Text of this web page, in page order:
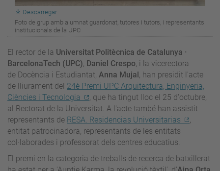
Descarregar
Foto de grup amb alumnat guardonat, tutores i tutors, i representants
institucionals de la UPC
El rector de la Universitat Politècnica de Catalunya ·
BarcelonaTech (UPC), Daniel Crespo, i la vicerectora
de Docència i Estudiantat, Anna Mujal , han presidit l'acte
de lliurament del 24è Premi UPC Arquitectura, Enginyeria,
Ciències i Tecnologia
, que ha tingut lloc el 25 d'octubre,
al Rectorat de la Universitat. A l'acte també han assistit
representants de RESA. Residencias Universitarias
,
entitat patrocinadora, representants de les entitats
col·laborades i professorat dels centres educatius.
El premi en la categoria de treballs de recerca de batxillerat